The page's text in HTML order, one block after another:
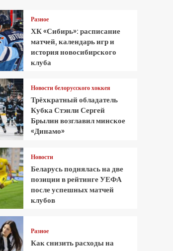
Разное
ХК «Сибирь»: расписание
матчей, календарь игр и
история новосибирского
клуба
Новости белорусского хоккея
Трёхкратный обладатель
Кубка Стэнли Сергей
Брылин возглавил минское
«Динамо»
Новости
Беларусь поднялась на две
позиции в рейтинге УЕФА
после успешных матчей
клубов
Разное
Как снизить расходы на